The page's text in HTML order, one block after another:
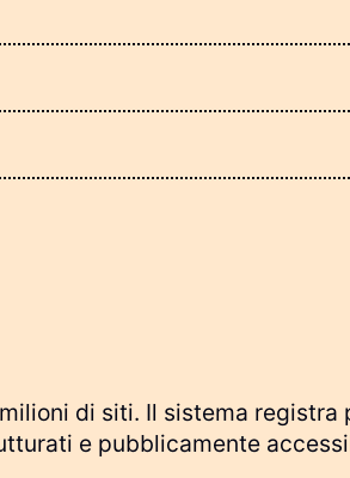
di siti. Il sistema
e pubblicamente